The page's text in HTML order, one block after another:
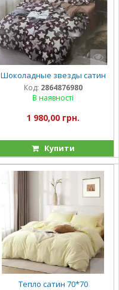
Шоколадные звезды сатин
Код: 2864876980
В наявності
1 980,00 грн.
Купити
Тепло сатин 70*70